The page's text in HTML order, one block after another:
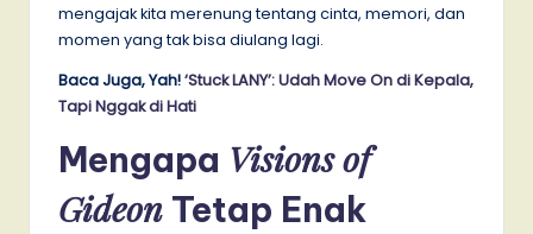
mengajak kita merenung tentang cinta, memori, dan
momen yang tak bisa diulang lagi.
Baca Juga, Yah!‘Stuck LANY’: Udah Move On di Kepala,
Tapi Nggak di Hati
Mengapa Visions of
Gideon Tetap Enak